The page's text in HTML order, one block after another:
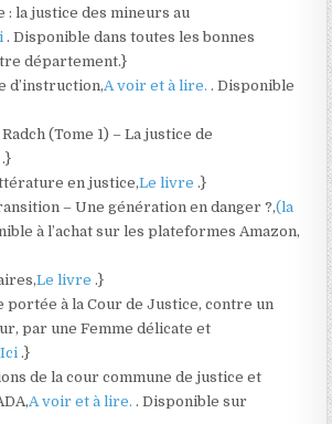
: la justice des mineurs au
. Disponible dans toutes les bonnes
département.}
d’instruction,A voir et à lire.. Disponible
(Tome 1) – La justice de
.}
en justice,Le livre.}
– Une génération en danger ?,(la
à l’achat sur les plateformes Amazon,
Le livre.}
portée à la Cour de Justice, contre un
par une Femme délicate et
Ici.}
de la cour commune de justice et
A voir et à lire.. Disponible sur